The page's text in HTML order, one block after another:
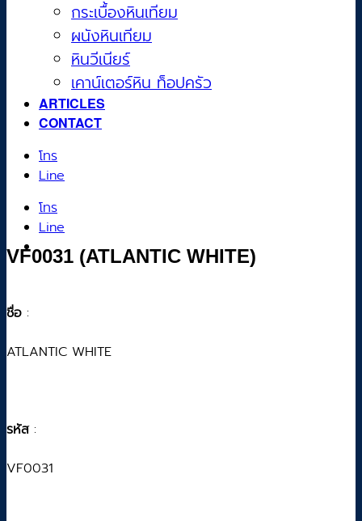
กระเบื้องหินเทียม
ผนังหินเทียม
หินวีเนียร์
เคาน์เตอร์หิน ท็อปครัว
ARTICLES
CONTACT
โทร
Line
โทร
Line
VF0031 (ATLANTIC WHITE)
ชื่อ :
ATLANTIC WHITE
รหัส:
VF0031